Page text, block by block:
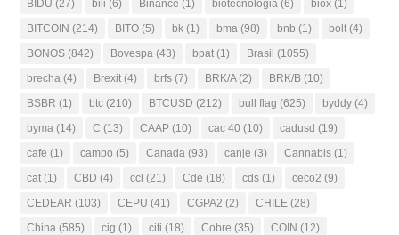
BIDU (27) bili (6) Binance (1) biotecnologia (6) biox (1)
BITCOIN (214) BITO (5) bk (1) bma (98) bnb (1) bolt (4)
BONOS (842) Bovespa (43) bpat (1) Brasil (1055)
brecha (4) Brexit (4) brfs (7) BRK/A(2) BRK/B (10)
BSBR (1) btc (210) BTCUSD (212) bull flag (625) byddy (4)
byma (14) C (13) CAAP (10) cac 40 (10) cadusd (19)
cafe (1) campo (5) Canada (93) canje (3) Cannabis (1)
cat (1) CBD (4) ccl (21) Cde (18) cds (1) ceco2 (9)
CEDEAR (103) CEPU (41) CGPA2 (2) CHILE (28)
China (585) cig (1) citi (18) Cobre (35) COIN (12)